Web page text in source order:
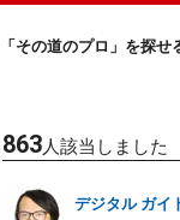
「その道のプロ」を探せ
863人該当しました
デジタルガイ